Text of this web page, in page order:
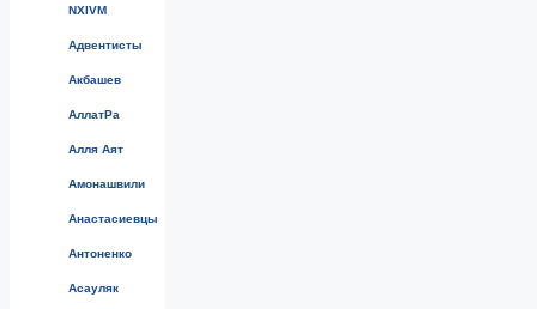
NXIVM
Адвентисты
Акбашев
АллатРа
Алля Аят
Амонашвили
Анастасиевцы
Антоненко
Асауляк